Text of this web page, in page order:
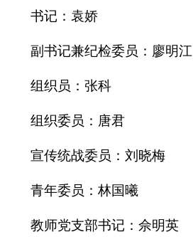
书记：袁娇
副书记兼纪检委员：廖明江
组织员：张科
组织委员：唐君
宣传统战委员：刘晓梅
青年委员：林国曦
教师党支部书记：佘明英